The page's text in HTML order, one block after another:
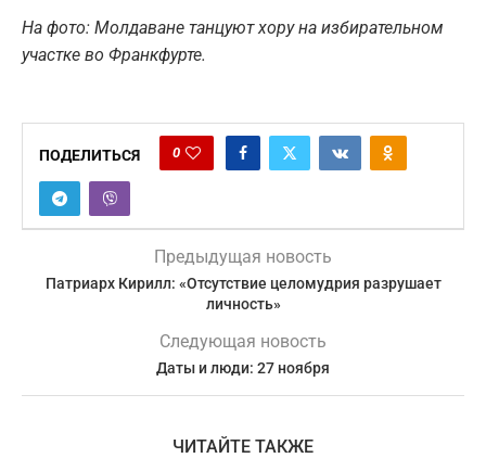
На фото: Молдаване танцуют хору на избирательном
участке во Франкфурте.
ПОДЕЛИТЬСЯ 0
Предыдущая новость
Патриарх Кирилл: «Отсутствие целомудрия разрушает
личность»
Следующая новость
Даты и люди: 27 ноября
ЧИТАЙТЕ ТАКЖЕ